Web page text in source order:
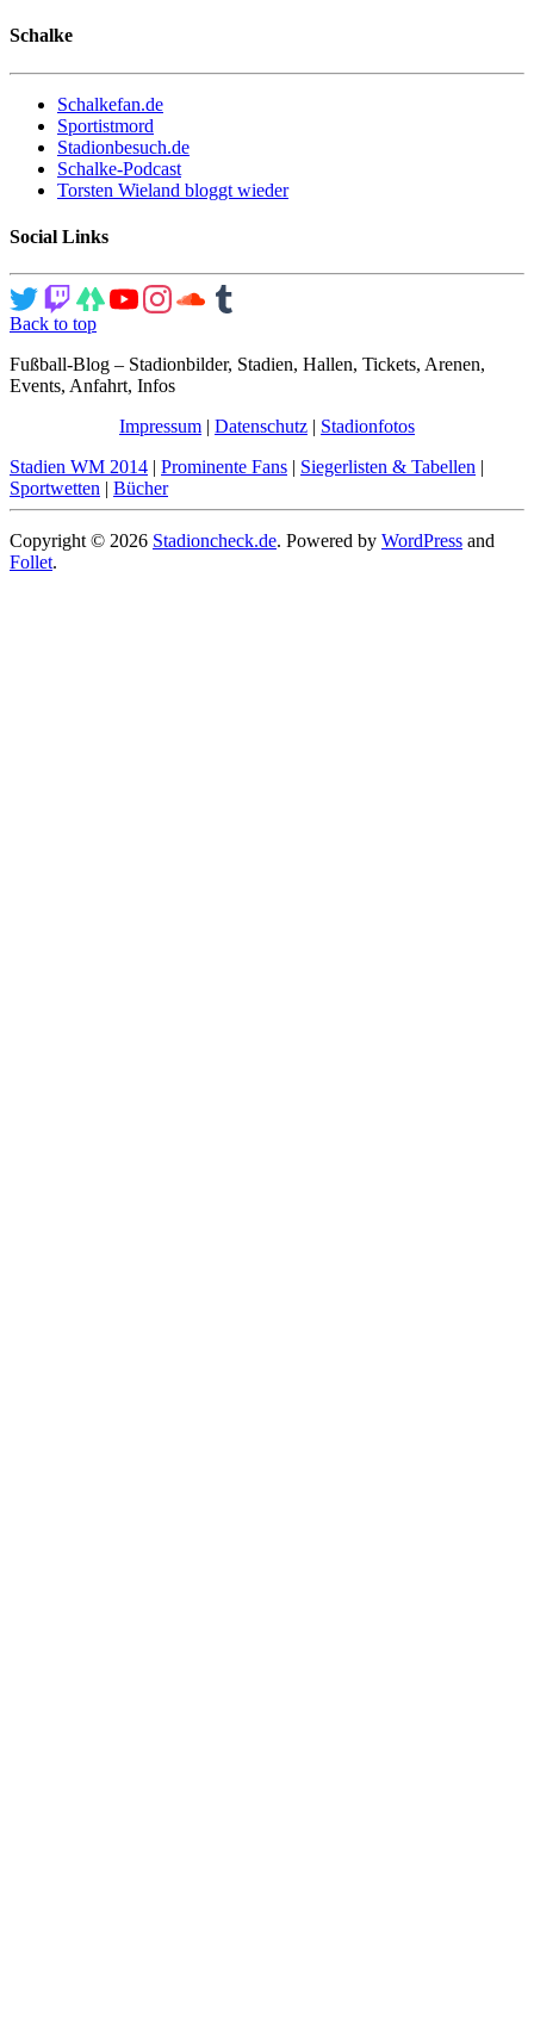
Schalke
Schalkefan.de
Sportistmord
Stadionbesuch.de
Schalke-Podcast
Torsten Wieland bloggt wieder
Social Links
Back to top
Fußball-Blog – Stadionbilder, Stadien, Hallen, Tickets, Arenen,
Events, Anfahrt, Infos
Impressum | Datenschutz | Stadionfotos
Stadien WM 2014 | Prominente Fans | Siegerlisten & Tabellen |
Sportwetten | Bücher
Copyright © 2026 Stadioncheck.de. Powered by WordPress and
Follet.